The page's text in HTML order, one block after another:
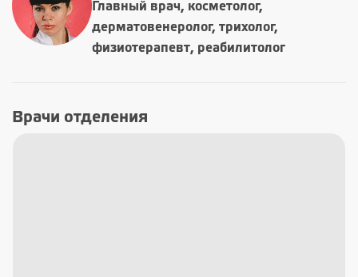
Главный врач, косметолог,
дерматовенеролог, трихолог,
физиотерапевт, реабилитолог
Врачи отделения